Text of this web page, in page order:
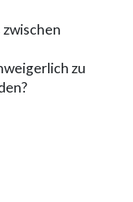
zu